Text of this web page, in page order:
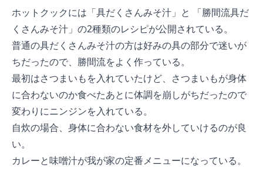
ホットクックには「具だくさんみそ汁 」と 「勝間流具だ
くさんみそ汁 」の2種類のレシピが公開されている。
普通の具だくさんみそ汁の方は好みの具の部分で迷いが
ちだったので、勝間流をよく作っている。
最初はさつまいもを入れていたけど、さつまいもが身体
に合わないのか食べたあとに体調を崩しがちだったので
変わりにニンジンを入れている。
自炊の場合、身体に合わない食材を外していけるのが良
い。
カレーと味噌汁が我が家の定番メニューになっている。